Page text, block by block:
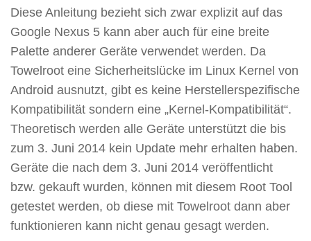
Diese Anleitung bezieht sich zwar explizit auf das
Google Nexus 5 kann aber auch für eine breite
Palette anderer Geräte verwendet werden. Da
Towelroot eine Sicherheitslücke im Linux Kernel von
Android ausnutzt, gibt es keine Herstellerspezifische
Kompatibilität sondern eine „Kernel-Kompatibilität“.
Theoretisch werden alle Geräte unterstützt die bis
zum 3. Juni 2014 kein Update mehr erhalten haben.
Geräte die nach dem 3. Juni 2014 veröffentlicht
bzw. gekauft wurden, können mit diesem Root Tool
getestet werden, ob diese mit Towelroot dann aber
funktionieren kann nicht genau gesagt werden.